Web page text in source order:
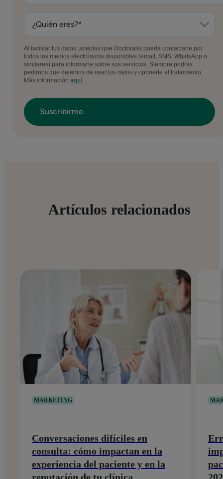
Al facilitar tus datos, aceptas que Doctoralia pueda contactarte por
todos los medios electrónicos disponibles (email, SMS, WhatsApp o
similares) para informarte sobre sus servicios. Siempre podrás
pedirnos que dejemos de usar tus datos y oponerte al tratamiento.
Más información aquí.
Artículos relacionados
MARKETING
Conversaciones difíciles en
consulta: cómo impactan en la
experiencia del paciente y en la